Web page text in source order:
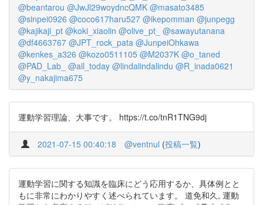
@beantarou @JwJl29woydncQMK @masato3485
@sinpei0926 @coco617haru527 @ikepomman @junpegg
@kajikaji_pt @koki_xiaolin @olive_pt_ @sawayutanana
@df4663767 @JPT_rock_pata @JunpeiOhkawa
@kenkes_a326 @kozo0511105 @M2037K @o_taned
@PAD_Lab_ @all_today @lindalindalindu @R_inada0621
@y_nakajima675
運動学習理論、大事です。 https://t.co/tnR1TNG9dj
2021-07-15 00:40:18 @ventnul (投稿一覧)
運動学習に関する知識を臨床にどう応用するか、具体例とと
もに非常にわかりやすく述べられています。 道免和久, 運動